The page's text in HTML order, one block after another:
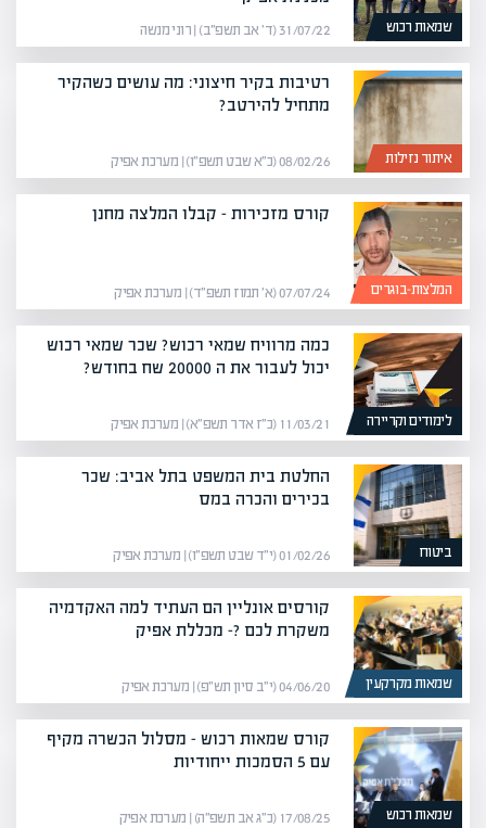
שמאות רכוש 31/07/22 (ד׳ אב תשפ״ב) | רוני מנשה
איתור נזילות
רטיבות בקיר חיצוני: מה עושים כשהקיר
מתחיל להירטב?
08/02/26 (כ״א שבט תשפ״ו) | מערכת אפיק
המלצות-בוגרים
קורס מזכירות – קבלו המלצה מחנן
07/07/24 (א׳ תמוז תשפ״ד) | מערכת אפיק
לימודים וקריירה
כמה מרוויח שמאי רכוש? שכר שמאי רכוש
יכול לעבור את ה 20000 שח בחודש?
11/03/21 (כ״ז אדר תשפ״א) | מערכת אפיק
ביטוח
החלטת בית המשפט בתל אביב: שכר
בכירים והכרה במס
01/02/26 (י״ד שבט תשפ״ו) | מערכת אפיק
שמאות מקרקעין
קורסים אונליין הם העתיד למה האקדמיה
משקרת לכם ?- מכללת אפיק
04/06/20 (י״ב סיון תש״פ) | מערכת אפיק
שמאות רכוש
קורס שמאות רכוש – מסלול הכשרה מקיף
עם 5 הסמכות ייחודיות
17/08/25 (כ״ג אב תשפ״ה) | מערכת אפיק